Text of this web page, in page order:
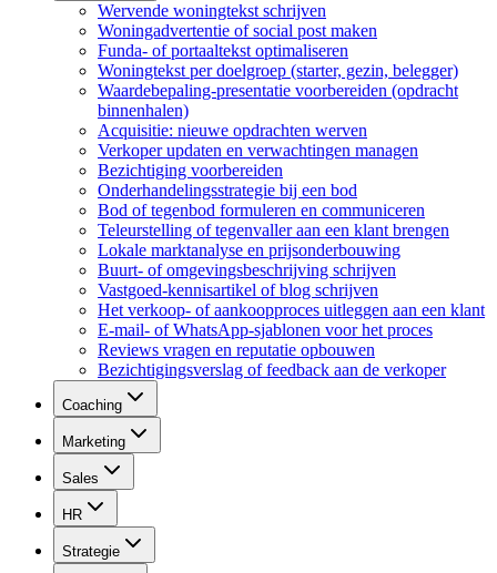
Wervende woningtekst schrijven
Woningadvertentie of social post maken
Funda- of portaaltekst optimaliseren
Woningtekst per doelgroep (starter, gezin, belegger)
Waardebepaling-presentatie voorbereiden (opdracht
binnenhalen)
Acquisitie: nieuwe opdrachten werven
Verkoper updaten en verwachtingen managen
Bezichtiging voorbereiden
Onderhandelingsstrategie bij een bod
Bod of tegenbod formuleren en communiceren
Teleurstelling of tegenvaller aan een klant brengen
Lokale marktanalyse en prijsonderbouwing
Buurt- of omgevingsbeschrijving schrijven
Vastgoed-kennisartikel of blog schrijven
Het verkoop- of aankoopproces uitleggen aan een klant
E-mail- of WhatsApp-sjablonen voor het proces
Reviews vragen en reputatie opbouwen
Bezichtigingsverslag of feedback aan de verkoper
Coaching
Marketing
Sales
HR
Strategie